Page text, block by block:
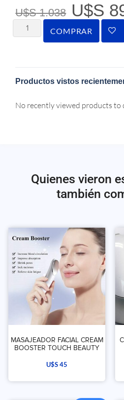
U$S1.038 U$S
COMPRAR
Productos vistos
No recently viewed products to
Quienes vieron
también
MASAJEADOR FACIAL CREAM
BOOSTER TOUCH BEAUTY
U$S45